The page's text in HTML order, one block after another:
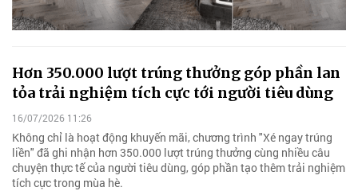
Hơn 350.000 lượt trúng thưởng góp phần lan
tỏa trải nghiệm tích cực tới người tiêu dùng
16/07/2026 11:26
Không chỉ là hoạt động khuyến mãi, chương trình "Xé ngay trúng
liền" đã ghi nhận hơn 350.000 lượt trúng thưởng cùng nhiều câu
chuyện thực tế của người tiêu dùng, góp phần tạo thêm trải nghiệm
tích cực trong mùa hè.